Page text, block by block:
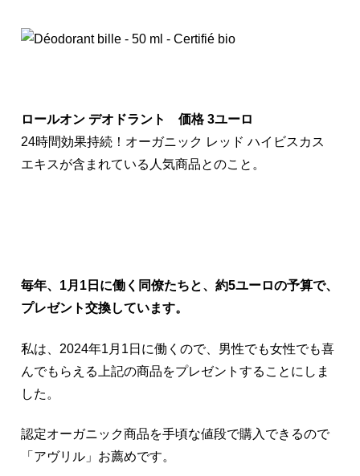
ロールオン デオドラント 価格 3ユーロ
24時間効果持続！オーガニック レッド ハイビスカス
エキスが含まれている人気商品とのこと。
毎年、1月1日に働く同僚たちと、約5ユーロの予算で、
プレゼント交換しています。
私は、2024年1月1日に働くので、男性でも女性でも喜
んでもらえる上記の商品をプレゼントすることにしま
した。
認定オーガニック商品を手頃な値段で購入できるので
「アヴリル」お薦めです。